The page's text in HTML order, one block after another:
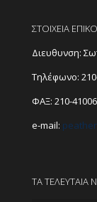
ΣΤΟΙΧΕΙΑ
Διευθυνση:
Τηλέφωνο:
ΦΑΞ: 210-
e-mail:
ΤΑ ΤΕΛΕΥΤΑΙΑ